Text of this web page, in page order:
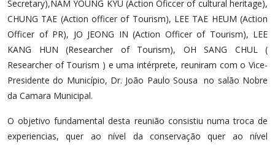
Secretary),NAM YOUNG KYU (Action Oficcer of cultural heritage),
CHUNG TAE (Action officer of Tourism), LEE TAE HEUM (Action
Officer of PR), JO JEONG IN (Action Officer of Tourism), LEE
KANG HUN (Researcher of Tourism), OH SANG CHUL (
Researcher of Tourism ) e uma intérprete, reuniram com o Vice-
Presidente do Município, Dr. João Paulo Sousa no salão Nobre
da Camara Municipal.
O objetivo fundamental desta reunião consistiu numa troca de
experiencias, quer ao nível da conservação quer ao nível